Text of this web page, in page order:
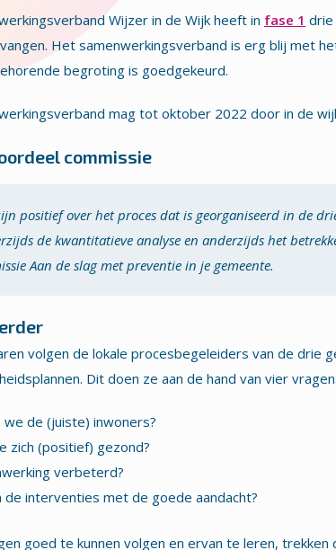
Wijzer in de Wijk heeft in fase 1 drie
Het samenwerkingsverband is erg blij met
begroting is goedgekeurd.
mag tot oktober 2022 door in de
commissie
positief over het proces dat is georganiseerd in de
de kwantitatieve analyse en anderzijds het
Aan de slag met preventie in je gemeente.
volgen de lokale procesbegeleiders van de drie
Dit doen ze aan de hand van vier
we de (juiste) inwoners?
zich (positief) gezond?
verbeterd?
de interventies met de goede aandacht?
goed te kunnen volgen en ervan te leren, trekken